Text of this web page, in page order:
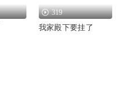
319
我家殿下要挂了